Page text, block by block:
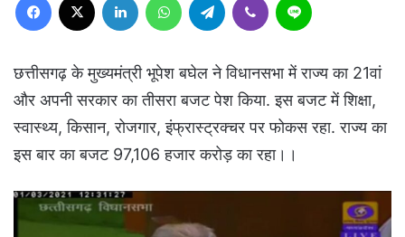
छत्तीसगढ़ के मुख्यमंत्री भूपेश बघेल ने विधानसभा में राज्य का 21वां
और अपनी सरकार का तीसरा बजट पेश किया. इस बजट में शिक्षा,
स्वास्थ्य, किसान, रोजगार, इंफ्रास्ट्रक्चर पर फोकस रहा. राज्य का
इस बार का बजट 97,106 हजार करोड़ का रहा।।